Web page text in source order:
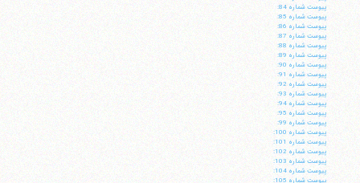
پيوست شماره 84:
پيوست شماره 85:
پيوست شماره 86:
پيوست شماره 87:
پيوست شماره 88:
پيوست شماره 89:
پيوست شماره 90:
پيوست شماره 91:
پيوست شماره 92:
پيوست شماره 93:
پيوست شماره 94:
پيوست شماره 95:
پيوست شماره 99:
پيوست شماره 100:
پيوست شماره 101:
پيوست شماره 102:
پيوست شماره 103:
پيوست شماره 104:
پيوست شماره 105: